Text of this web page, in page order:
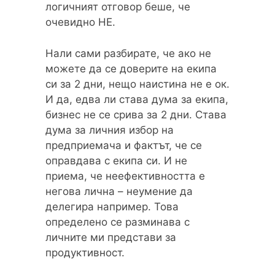
логичният отговор беше, че
очевидно НЕ.
Нали сами разбирате, че ако не
можете да се доверите на екипа
си за 2 дни, нещо наистина не е ок.
И да, едва ли става дума за екипа,
бизнес не се срива за 2 дни. Става
дума за личния избор на
предприемача и фактът, че се
оправдава с екипа си. И не
приема, че неефективността е
негова лична – неумение да
делегира например. Това
определено се разминава с
личните ми представи за
продуктивност.